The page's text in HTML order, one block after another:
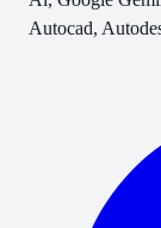
Autocad,